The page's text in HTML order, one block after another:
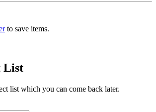
to save items.
List
list which you can come back later.